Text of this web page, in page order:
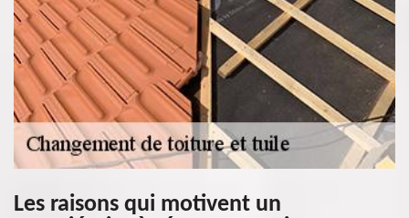
Les raisons qui motivent un